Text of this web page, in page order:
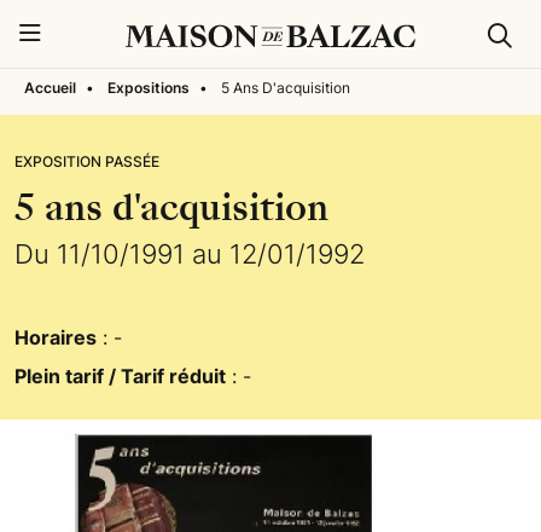
Accueil • Expositions • 5 Ans D'acquisition
EXPOSITION PASSÉE
5 ans d'acquisition
Du 11/10/1991 au 12/01/1992
Horaires : -
Plein tarif / Tarif réduit : -